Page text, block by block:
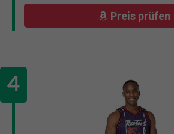
Preis prüfen